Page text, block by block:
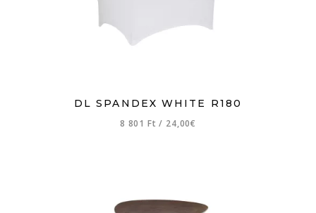
DL SPANDEX WHITE R180
8 801 Ft/ 24,00€